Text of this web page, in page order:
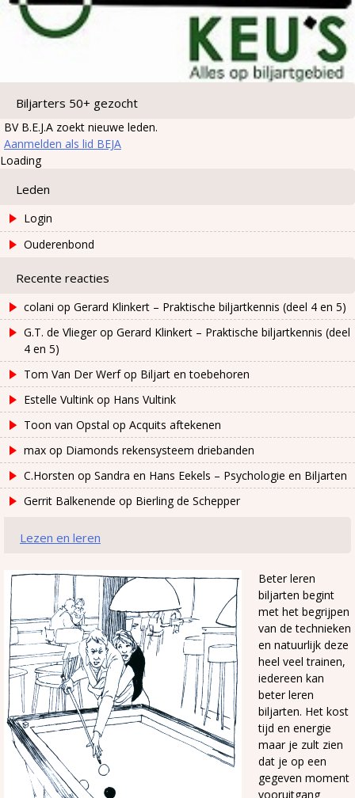
Biljarters 50+ gezocht
BV B.E.J.A zoekt nieuwe leden.
Aanmelden als lid BEJA
Loading
Leden
Login
Ouderenbond
Recente reacties
colani op Gerard Klinkert – Praktische biljartkennis (deel 4 en 5)
G.T. de Vliegerop Gerard Klinkert – Praktische biljartkennis (deel
4 en 5)
Tom Van Der Werfop Biljart en toebehoren
Estelle Vultink op Hans Vultink
Toon van Opstal op Acquits aftekenen
max op Diamonds rekensysteem driebanden
C.Horsten op Sandra en Hans Eekels – Psychologie en Biljarten
Gerrit Balkenende op Bierling de Schepper
Lezen en leren
Beter leren
biljarten begint
met het begrijpen
van de technieken
en natuurlijk deze
heel veel trainen,
iedereen kan
beter leren
biljarten. Het kost
tijd en energie
maar je zult zien
dat je op een
gegeven moment
vooruitgang